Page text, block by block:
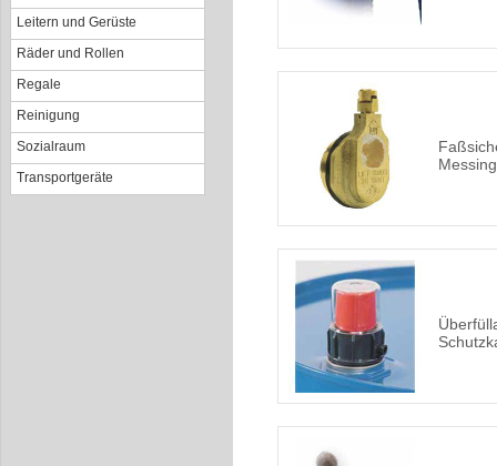
Leitern und Gerüste
Räder und Rollen
Regale
Reinigung
Sozialraum
Transportgeräte